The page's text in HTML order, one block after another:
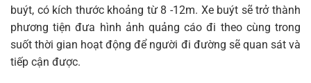
buýt, có kích thước khoảng từ 8 -12m. Xe buýt sẽ trở thành
phương tiện đưa hình ảnh quảng cáo đi theo cùng trong
suốt thời gian hoạt động để người đi đường sẽ quan sát và
tiếp cận được.